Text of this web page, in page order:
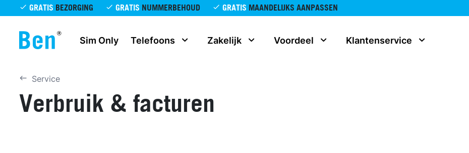
Overslaan en naar de inhoud gaan
GRATIS BEZORGING GRATIS NUMMERBEHOUD GRATIS MAANDELIJKS AANPASSEN
Sim Only Telefoons Zakelijk Voordeel Klantenservice
Service
Verbruik & facturen